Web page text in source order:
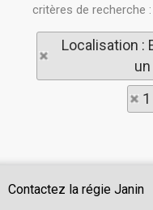
critères de recherche :
Localisation :
Contactez la régie Janin